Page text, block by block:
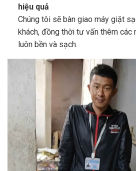
hiệu quả
Chúng tôi sẽ bàn giao máy giặt
khách, đồng thời tư vấn thêm
luôn bền và sạch.